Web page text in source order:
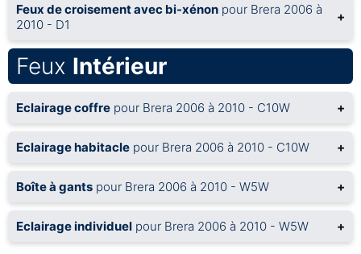
Feux de croisement avec bi-xénon pour Brera 2006 à
2010 - D1
+
Feux Intérieur
Eclairage coffre pour Brera 2006 à 2010 - C10W +
Eclairage habitacle pour Brera 2006 à 2010 - C10W +
Boîte à gants pour Brera 2006 à 2010 - W5W +
Eclairage individuel pour Brera 2006 à 2010 - W5W +